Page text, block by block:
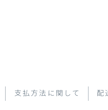
支払方法に関して 配